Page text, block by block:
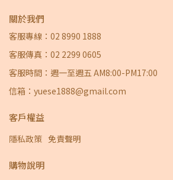
關於我們
客服專線：02 8990 1888
客服傳真：02 2299 0605
客服時間：週一至週五 AM8:00-PM17:00
信箱：yuese1888@gmail.com
客戶權益
隱私政策 免責聲明
購物說明